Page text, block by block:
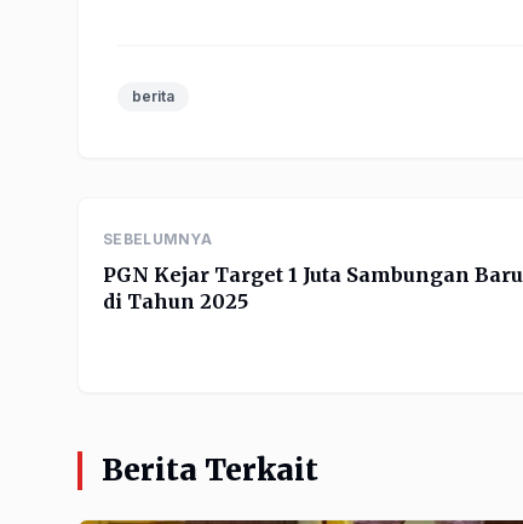
berita
SEBELUMNYA
PGN Kejar Target 1 Juta Sambungan Baru
di Tahun 2025
Berita Terkait